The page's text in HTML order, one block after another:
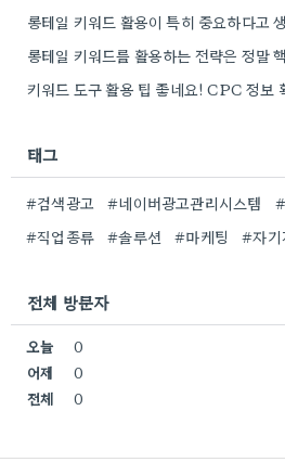
태그
#검색광고 #네이버광고관리시스템
#직업종류
#솔루션 #마케팅 #자기
전체 방문자
오늘
0
어제
0
전체
0